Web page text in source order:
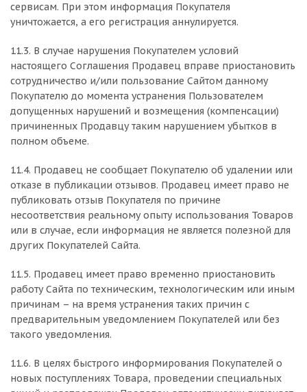
сервисам. При этом информация Покупателя
уничтожается, а его регистрация аннулируется.
11.3. В случае нарушения Покупателем условий
настоящего Соглашения Продавец вправе приостановить
сотрудничество и/или пользование Сайтом данному
Покупателю до момента устранения Пользователем
допущенных нарушений и возмещения (компенсации)
причиненных Продавцу таким нарушением убытков в
полном объеме.
11.4. Продавец не сообщает Покупателю об удалении или
отказе в публикации отзывов. Продавец имеет право не
публиковать отзыв Покупателя по причине
несоответствия реальному опыту использования Товаров
или в случае, если информация не является полезной для
других Покупателей Сайта.
11.5. Продавец имеет право временно приостановить
работу Сайта по техническим, технологическим или иным
причинам – на время устранения таких причин с
предварительным уведомлением Покупателей или без
такого уведомления.
11.6. В целях быстрого информирования Покупателей о
новых поступлениях Товара, проведении специальных